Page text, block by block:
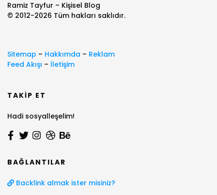
Ramiz Tayfur – Kişisel Blog
© 2012-2026 Tüm hakları saklıdır.
Sitemap – Hakkımda – Reklam
Feed Akışı – İletişim
TAKIP ET
Hadi sosyalleşelim!
BAĞLANTILAR
Backlink almak ister misiniz?